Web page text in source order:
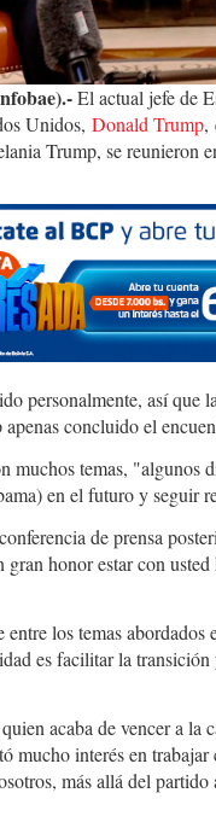
El actual jefe de
Unidos, Donald Trump,
Trump, se reunieron
personalmente, así
concluido el
muchos temas,
en el futuro y seguir
de prensa
honor estar con
entre los temas
es facilitar la transición
acaba de vencer a
mucho interés en
más allá del